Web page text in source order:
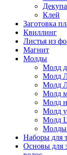
Клей
Заготовка
Квиллинг
Листья из
Магнит
Молды
Молд
Молд
Молд
Молд
Молд
Молд
Молд
Молды
Наборы для
Основы для